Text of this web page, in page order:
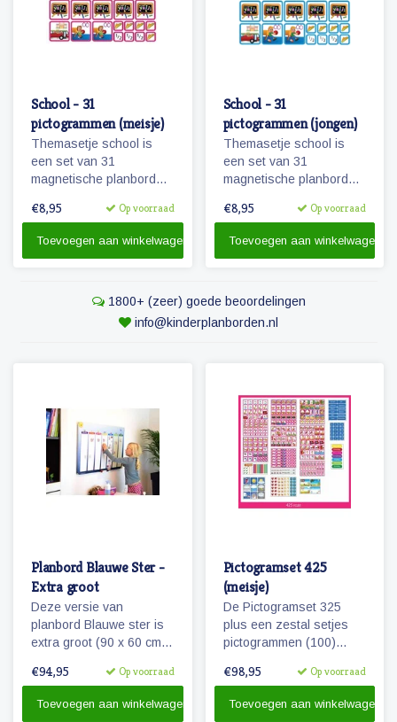
School - 31
pictogrammen (meisje)
Themasetje school is
een set van 31
magnetische planbord
kinderen en omvat o.a.
schoolreisje.
€8,95 Op voorraad
Toevoegen aan winkelwagen
School - 31
pictogrammen (jongen)
Themasetje school is
een set van 31
magnetische planbord
kinderen en omvat o.a.
schoolreisje.
€8,95 Op voorraad
Toevoegen aan winkelwagen
1800+ (zeer) goede beoordelingen
info@kinderplanborden.nl
Planbord Blauwe Ster -
Extra groot
Deze versie van
planbord Blauwe ster is
extra groot (90 x 60 cm)
familieplanbord. Het bord
week, is beschrijfbaar
€94,95 Op voorraad
Toevoegen aan winkelwagen
Pictogramset 425
(meisje)
De Pictogramset 325
plus een zestal setjes
pictogrammen (100)
maanden, dagen van de
belonen.
€98,95 Op voorraad
Toevoegen aan winkelwagen